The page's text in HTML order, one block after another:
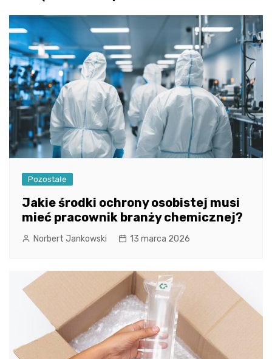
Pozostałe
Jakie środki ochrony osobistej musi
mieć pracownik branży chemicznej?
Norbert Jankowski 13 marca 2026